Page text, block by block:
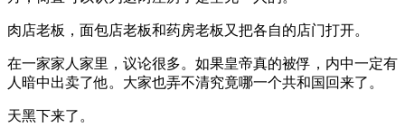
肉店老板，面包店老板和药房老板又把各自的店门打开。
在一家家人家里，议论很多。如果皇帝真的被俘，内中一定有
人暗中出卖了他。大家也弄不清究竟哪一个共和国回来了。
天黑下来了。